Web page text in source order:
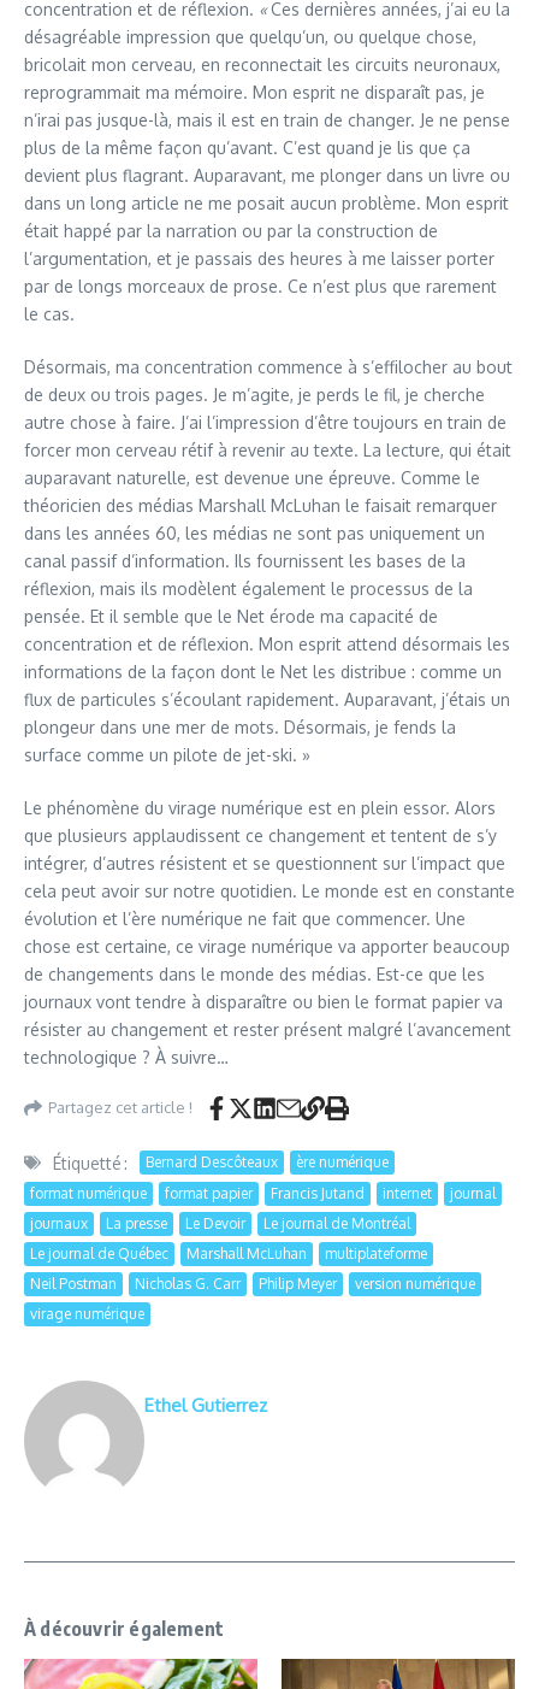
concentration et de réflexion. «Ces dernières années, j’ai eu la
désagréable impression que quelqu’un, ou quelque chose,
bricolait mon cerveau, en reconnectait les circuits neuronaux,
reprogrammait ma mémoire. Mon esprit ne disparaît pas, je
n’irai pas jusque-là, mais il est en train de changer. Je ne pense
plus de la même façon qu’avant. C’est quand je lis que ça
devient plus flagrant. Auparavant, me plonger dans un livre ou
dans un long article ne me posait aucun problème. Mon esprit
était happé par la narration ou par la construction de
l’argumentation, et je passais des heures à me laisser porter
par de longs morceaux de prose. Ce n’est plus que rarement
le cas.
Désormais, ma concentration commence à s’effilocher au bout
de deux ou trois pages. Je m’agite, je perds le fil, je cherche
autre chose à faire. J’ai l’impression d’être toujours en train de
forcer mon cerveau rétif à revenir au texte. La lecture, qui était
auparavant naturelle, est devenue une épreuve. Comme le
théoricien des médias Marshall McLuhan le faisait remarquer
dans les années 60, les médias ne sont pas uniquement un
canal passif d’information. Ils fournissent les bases de la
réflexion, mais ils modèlent également le processus de la
pensée. Et il semble que le Net érode ma capacité de
concentration et de réflexion. Mon esprit attend désormais les
informations de la façon dont le Net les distribue : comme un
flux de particules s’écoulant rapidement. Auparavant, j’étais un
plongeur dans une mer de mots. Désormais, je fends la
surface comme un pilote de jet-ski. »
Le phénomène du virage numérique est en plein essor. Alors
que plusieurs applaudissent ce changement et tentent de s’y
intégrer, d’autres résistent et se questionnent sur l’impact que
cela peut avoir sur notre quotidien. Le monde est en constante
évolution et l’ère numérique ne fait que commencer. Une
chose est certaine, ce virage numérique va apporter beaucoup
de changements dans le monde des médias. Est-ce que les
journaux vont tendre à disparaître ou bien le format papier va
résister au changement et rester présent malgré l’avancement
technologique ? À suivre…
Partagez cet article !
Étiquetté : Bernard Descôteaux
ère numérique
format numérique
format papier Francis Jutand internet
journal
journaux
La presse Le Devoir
Le journal de Montréal
Le journal de Québec
Marshall McLuhan
multiplateforme
Neil Postman
Nicholas G. Carr Philip Meyer
version numérique
virage numérique
Ethel Gutierrez
À découvrir également